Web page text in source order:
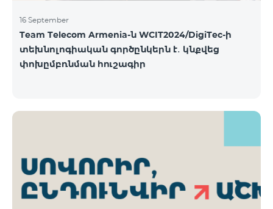
16 September
Team Telecom Armenia-ն WCIT2024/DigiTec-ի
տեխնոլոգիական գործընկերն է․ կնքվեց
փոխըմբռնման հուշագիր